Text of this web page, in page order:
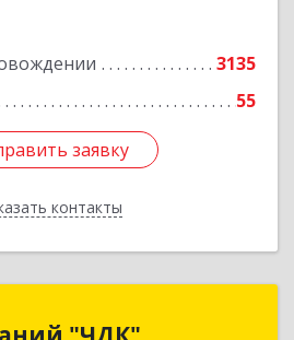
3135
55
заявку
контакты
заявку
Назад
компаний "ЧДК"